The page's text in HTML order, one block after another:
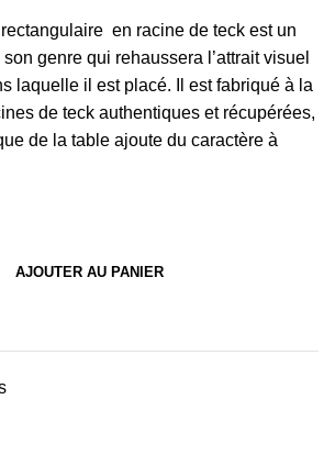
en racine de teck est un
genre qui rehaussera l’attrait visuel
laquelle il est placé.
Il est fabriqué à la
de teck authentiques et récupérées,
de la table ajoute du caractère à
AJOUTER AU PANIER